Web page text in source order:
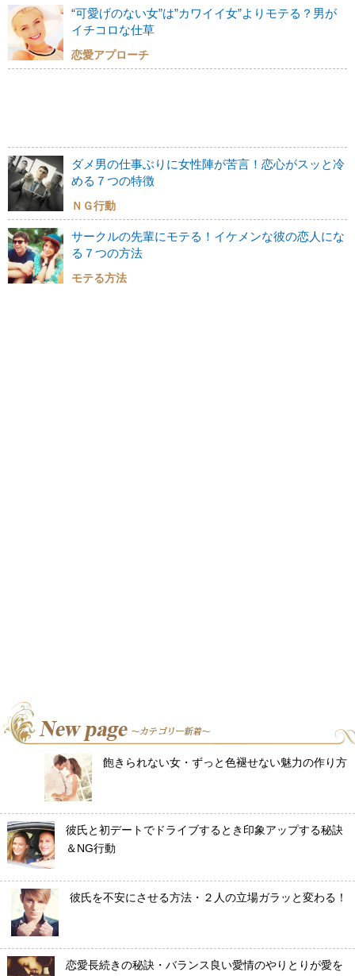
“可愛げのない女”は”カワイイ女”よりモテる？男が
イチコロな仕草
恋愛アプローチ
ダメ男の仕事ぶりに女性陣が苦言！恋心がスッと冷
める７つの特徴
ＮＧ行動
サークルの先輩にモテる！イケメンな彼の恋人にな
る７つの方法
モテる方法
飽きられない女・ずっと色褪せない魅力の作り方
彼氏と初デートでドライブするとき印象アップする秘訣
＆NG行動
彼氏を不安にさせる方法・２人の立場ガラッと変わる！
恋愛長続きの秘訣・バランス良い愛情のやりとりが愛を